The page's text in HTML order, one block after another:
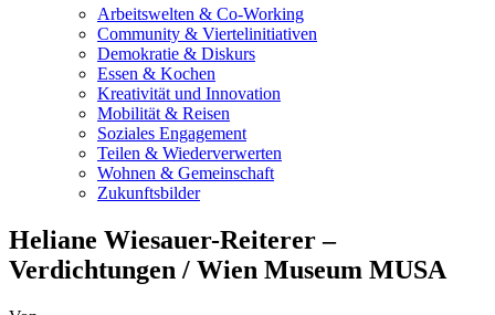
Arbeitswelten & Co-Working
Community & Viertelinitiativen
Demokratie & Diskurs
Essen & Kochen
Kreativität und Innovation
Mobilität & Reisen
Soziales Engagement
Teilen & Wiederverwerten
Wohnen & Gemeinschaft
Zukunftsbilder
Heliane Wiesauer-Reiterer –
Verdichtungen / Wien Museum MUSA